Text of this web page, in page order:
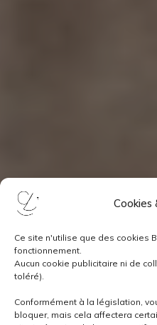
Cookies
Ce site n'utilise que des cookies
fonctionnement.
Aucun cookie publicitaire ni de
toléré).
Conformément à la législation,
bloquer, mais cela affectera